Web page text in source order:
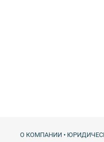
О КОМПАНИИ •